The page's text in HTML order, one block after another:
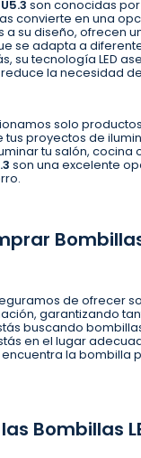
son conocidas
convierte en una
a su diseño, ofrecen
se adapta a
su tecnología LED
la necesidad
solo
proyectos de
tu salón, cocina
son una excelente
Bombillas
de ofrecer
garantizando
buscando bombillas
en el lugar
la bombilla
Bombillas